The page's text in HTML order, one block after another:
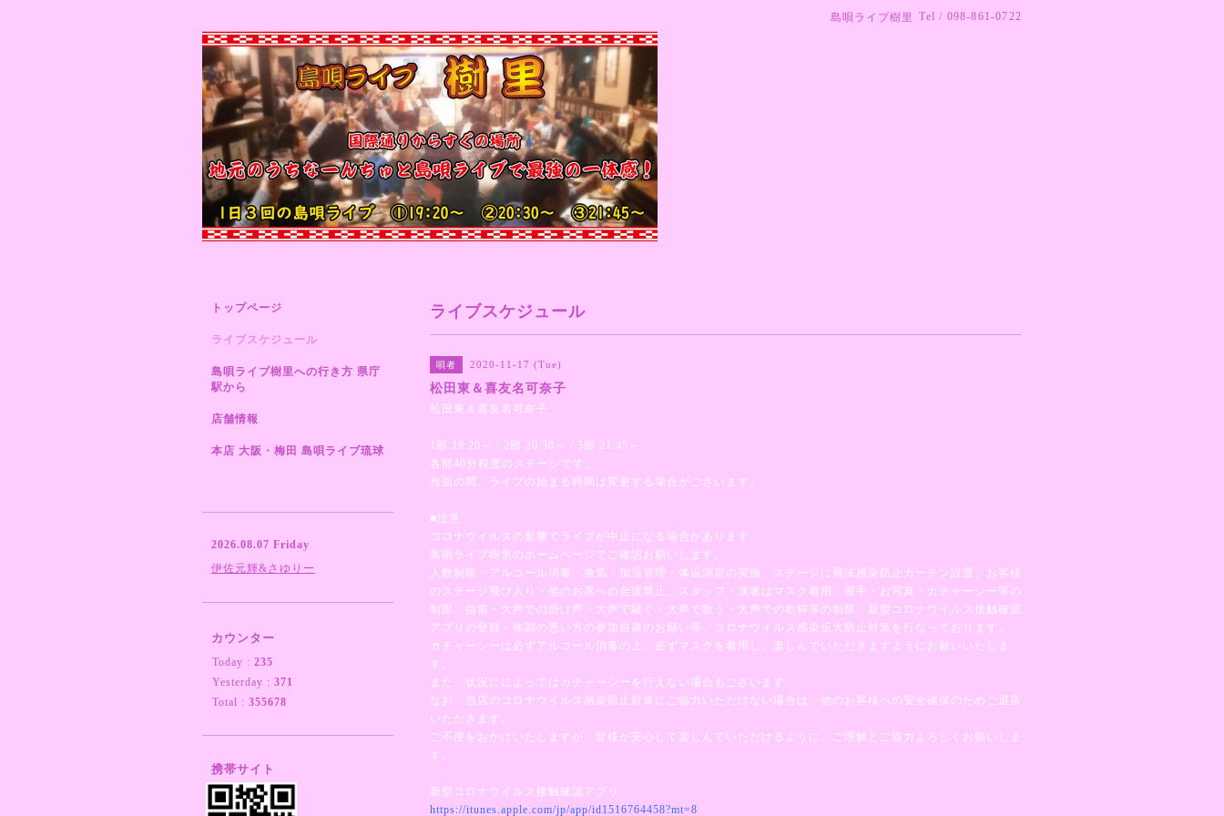
島唄ライブ樹里 Tel / 098-861-0722
ライブスケジュール
唄者 2020-11-17 (Tue)
松田東＆喜友名可奈子
松田東＆喜友名可奈子
1部 19:20～ / 2部 20:30～ / 3部 21:45～
各部40分程度のステージです。
当面の間、ライブの始まる時間は変更する場合がございます。
■注意
コロナウイルスの影響てライブが中止になる場合があります。
島唄ライブ樹里のホームページでご確認お願いします。
人数制限・アルコール消毒・換気・加湿管理・体温測定の実施、ステージに飛沫感染防止カーテン設置、お客様
のステージ飛び入り・他のお席への合流禁止、スタッフ・演者はマスク着用、握手・お写真・カチャーシー等の
制限、指笛・大声での掛け声・大声で騒ぐ・大声で歌う・大声での乾杯等の制限、新型コロナウイルス接触確認
アプリの登録・体調の悪い方の参加自粛のお願い等、コロナウイルス感染拡大防止対策を行なっております。
カチャーシーは必ずアルコール消毒の上、必ずマスクを着用し、楽しんでいただきますようにお願いいたしま
す。
また、状況にによってはカチャーシーを行えない場合もございます。
なお、当店のコロナウイルス感染防止対策にご協力いただけない場合は、他のお客様への安全確保のためご退店
いただきます。
ご不便をおかけいたしますが、皆様が安心して楽しんでいただけるように、ご理解とご協力よろしくお願いしま
す。
新型コロナウイルス接触確認アプリ
https://itunes.apple.com/jp/app/id1516764458?mt=8
トップページ
ライブスケジュール
島唄ライブ樹里への行き方 県庁
駅から
店舗情報
本店 大阪・梅田 島唄ライブ琉球
2026.08.07 Friday
伊佐元輝&さゆりー
カウンター
Today : 235
Yesterday : 371
Total : 355678
携帯サイト